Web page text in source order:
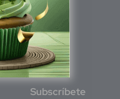
Subscríbete